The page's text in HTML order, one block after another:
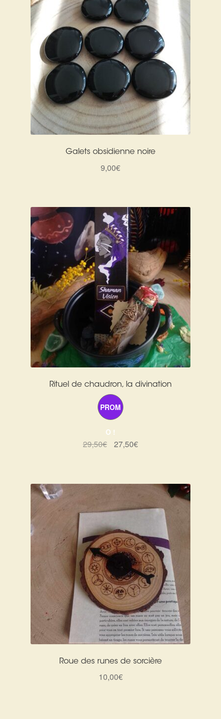
Galets obsidienne noire
9,00€
Rituel de chaudron, la divination
PROM
O !
29,50€
Le
27,50€Le
27,50€.
Roue des runes de sorcière
10,00€